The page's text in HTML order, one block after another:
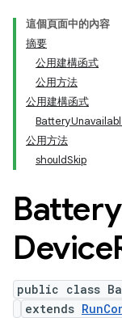
這個頁面中的內容
摘要
公用建構函式
公用方法
公用建構函式
公用方法
shouldSkip
Battery
Device
public class
extends